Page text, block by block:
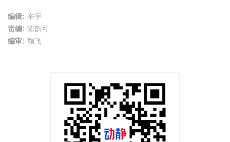
编辑: 辛宇
责编: 陈韵可
编审: 鞠飞